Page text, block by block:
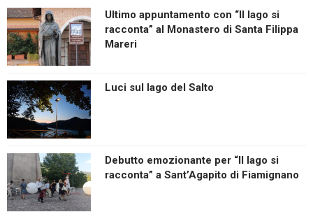
Ultimo appuntamento con “Il lago si
racconta” al Monastero di Santa Filippa
Mareri
Luci sul lago del Salto
Debutto emozionante per “Il lago si
racconta” a Sant’Agapito di Fiamignano